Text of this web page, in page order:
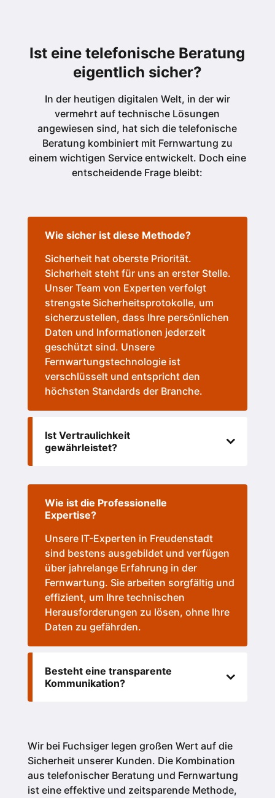
Ist eine telefonische Beratung
eigentlich sicher?
In der heutigen digitalen Welt, in der wir
vermehrt auf technische Lösungen
angewiesen sind, hat sich die telefonische
Beratung kombiniert mit Fernwartung zu
einem wichtigen Service entwickelt. Doch eine
entscheidende Frage bleibt:
Wie sicher ist diese Methode?
Sicherheit hat oberste Priorität.
Sicherheit steht für uns an erster Stelle.
Unser Team von Experten verfolgt
strengste Sicherheitsprotokolle, um
sicherzustellen, dass Ihre persönlichen
Daten und Informationen jederzeit
geschützt sind. Unsere
Fernwartungstechnologie ist
verschlüsselt und entspricht den
höchsten Standards der Branche.
Ist Vertraulichkeit
gewährleistet?
Wie ist die Professionelle
Expertise?
Unsere IT-Experten in Freudenstadt
sind bestens ausgebildet und verfügen
über jahrelange Erfahrung in der
Fernwartung. Sie arbeiten sorgfältig und
effizient, um Ihre technischen
Herausforderungen zu lösen, ohne Ihre
Daten zu gefährden.
Besteht eine transparente
Kommunikation?
Wir bei Fuchsiger legen großen Wert auf die
Sicherheit unserer Kunden. Die Kombination
aus telefonischer Beratung und Fernwartung
ist eine effektive und zeitsparende Methode,